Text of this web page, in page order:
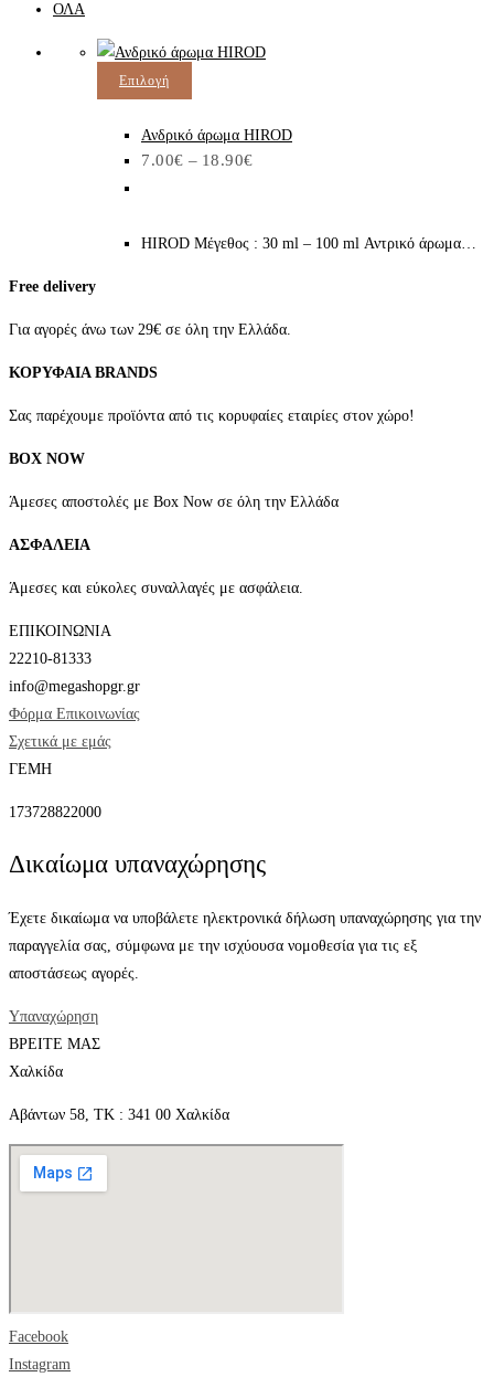
ΟΛΑ
Επιλογή
προϊόν
έχει
Οι
να
σελίδα
Ανδρικό άρωμα HIROD
7.00€ – 18.90€
HIROD Μέγεθος : 30 ml – 100 ml Αντρικό άρωμα…
Free delivery
Για αγορές άνω των 29€ σε όλη την Ελλάδα.
ΚΟΡΥΦΑΙΑ BRANDS
Σας παρέχουμε προϊόντα από τις κορυφαίες εταιρίες στον χώρο!
BOX NOW
Άμεσες αποστολές με Box Now σε όλη την Ελλάδα
ΑΣΦΑΛΕΙΑ
Άμεσες και εύκολες συναλλαγές με ασφάλεια.
ΕΠΙΚΟΙΝΩΝΙΑ
22210-81333
info@megashopgr.gr
Φόρμα Επικοινωνίας
Σχετικά με εμάς
ΓΕΜΗ
173728822000
Δικαίωμα υπαναχώρησης
Έχετε δικαίωμα να υποβάλετε ηλεκτρονικά δήλωση υπαναχώρησης για την
παραγγελία σας, σύμφωνα με την ισχύουσα νομοθεσία για τις εξ
αποστάσεως αγορές.
Υπαναχώρηση
ΒΡΕΙΤΕ ΜΑΣ
Χαλκίδα
Αβάντων 58, ΤΚ : 341 00 Χαλκίδα
Facebook
Instagram